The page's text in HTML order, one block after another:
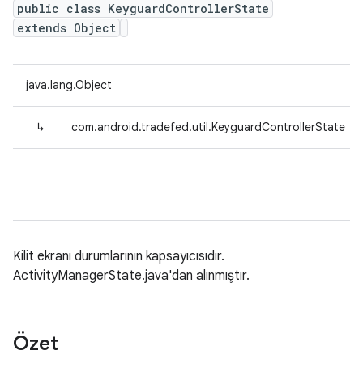
public class KeyguardControllerState
extends Object
java.lang.Object
↳ com.android.tradefed.util.KeyguardControllerState
Kilit ekranı durumlarının kapsayıcısıdır.
ActivityManagerState.java'dan alınmıştır.
Özet